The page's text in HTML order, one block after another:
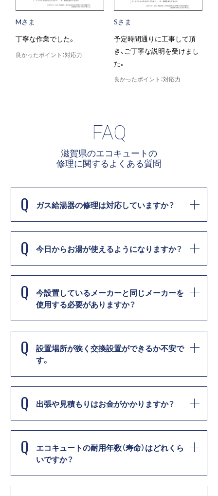
Mさま
丁寧な作業でした。
良かったポイント：対応力
Sさま
予定時間通りに工事して頂
き、ご丁寧な説明を受けまし
た。
良かったポイント：対応力
FAQ
滋賀県のエコキュートの
修理に関するよくある質問
Q ガス給湯器の修理は対応していますか？
Q 今日からお湯が使えるようになりますか？
Q
今設置しているメーカーと同じメーカーを
使用する必要がありますか？
Q
設置場所が狭く交換設置ができるか不安で
す。
Q 出張や見積もりはお金がかかりますか？
Q
エコキュートの耐用年数（寿命）はどれくら
いですか？